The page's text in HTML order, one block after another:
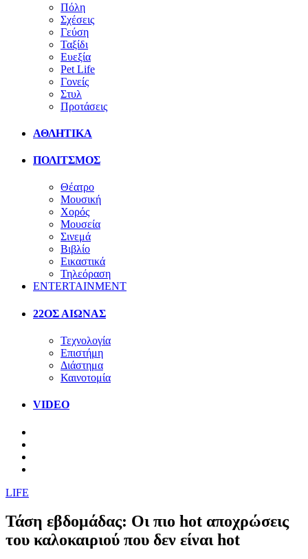
Πόλη
Σχέσεις
Γεύση
Ταξίδι
Ευεξία
Pet Life
Γονείς
Στυλ
Προτάσεις
ΑΘΛΗΤΙΚΑ
ΠΟΛΙΤΣΜΟΣ
Θέατρο
Μουσική
Χορός
Μουσεία
Σινεμά
Βιβλίο
Εικαστικά
Τηλεόραση
ENTERTAINMENT
22ΟΣ ΑΙΩΝΑΣ
Τεχνολογία
Επιστήμη
Διάστημα
Καινοτομία
VIDEO
LIFE
Τάση εβδομάδας: Οι πιο hot αποχρώσεις
του καλοκαιριού που δεν είναι hot